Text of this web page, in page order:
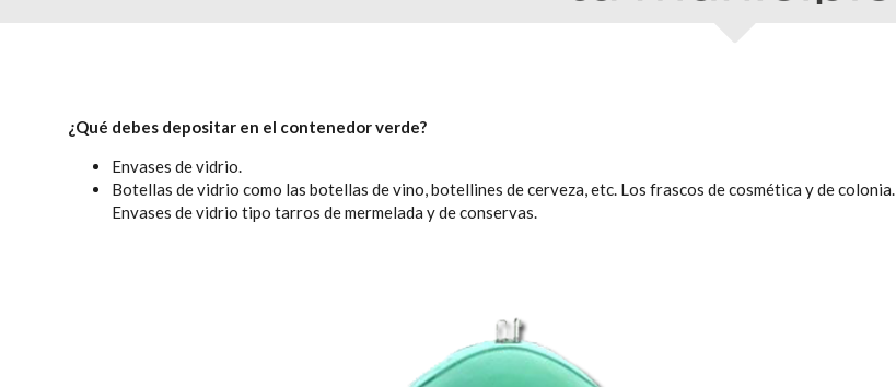
¿Qué debes depositar en el contenedor verde?
Envases de vidrio.
Botellas de vidrio como las botellas de vino, botellines de cerveza, etc. Los frascos de cosmética y de colonia.
Envases de vidrio tipo tarros de mermelada y de conservas.